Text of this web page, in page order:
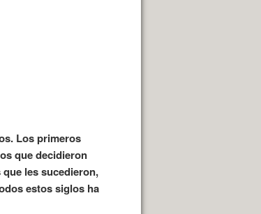
Los primeros
que decidieron
les sucedieron,
estos siglos ha